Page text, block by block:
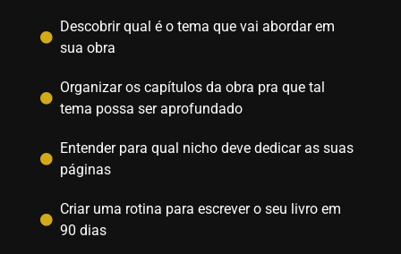
Descobrir qual é o tema que vai abordar em
sua obra
Organizar os capítulos da obra pra que tal
tema possa ser aprofundado
Entender para qual nicho deve dedicar as suas
páginas
Criar uma rotina para escrever o seu livro em
90 dias